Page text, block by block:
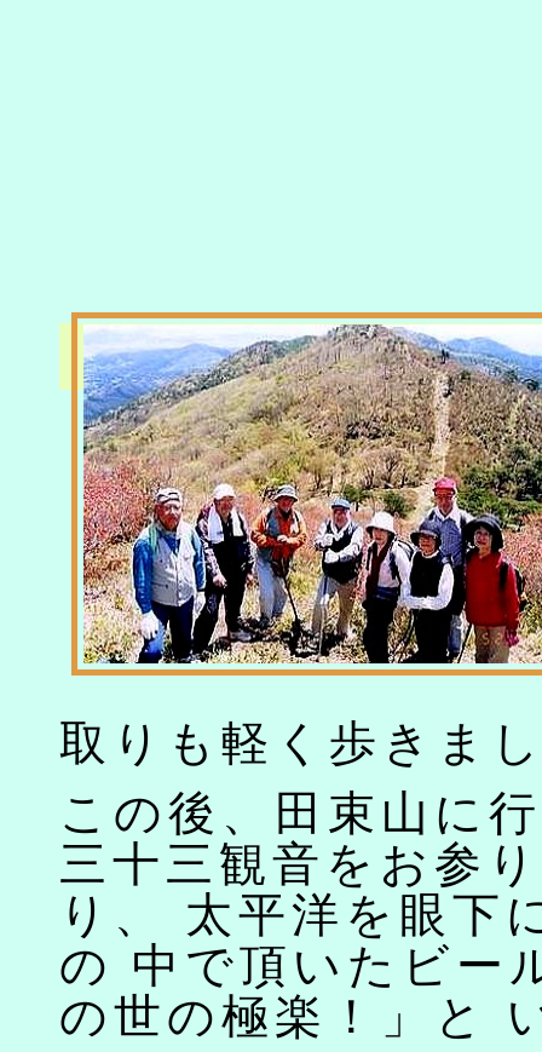
取りも軽く歩きま
この後、田束山に
三十三観音をお参
り、 太平洋を眼下
の 中で頂いたビー
の世の極楽！」と